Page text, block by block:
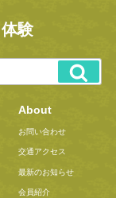
験
About
お問い合わせ
交通アクセス
最新のお知らせ
会員紹介